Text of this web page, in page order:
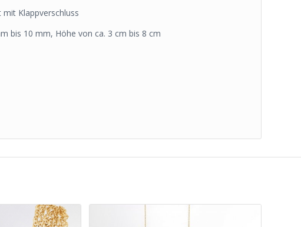
Klappverschluss
bis 10 mm, Höhe von ca. 3 cm bis 8 cm